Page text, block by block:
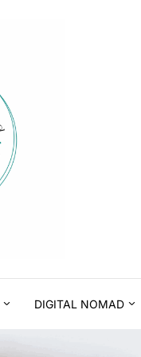
DIGITAL NOMAD